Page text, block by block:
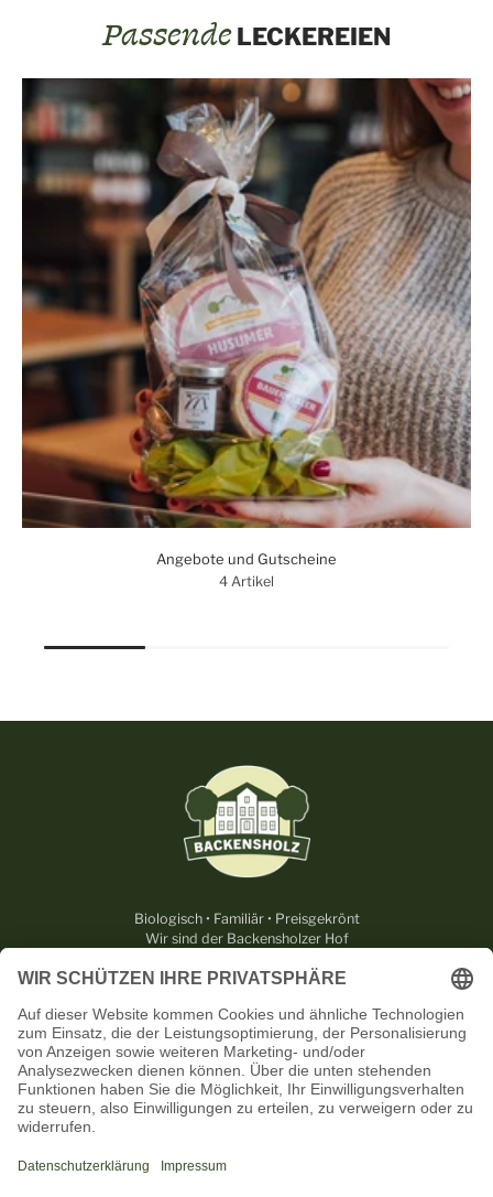
PassendeLECKEREIEN
Angebote und Gutscheine
4 Artikel
Biologisch • Familiär • Preisgekrönt
Wir sind der Backensholzer Hof
NÜTZLICHES
KONTAKT
UNSERE PARTNER